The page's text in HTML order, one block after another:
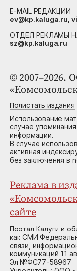
© 2007–2026.
Полистать издания
Использование
случае
информации.
В случае
активная
без заключения в
Реклама в
сайте
Портал Калуги и
как СМИ
связи,
коммуникаций 11
Эл №ФС77-58967
E-MAIL РЕДАКЦИИ
ev@kp.kaluga.ru,
ОТДЕЛ РЕКЛАМЫ
sz@kp.kaluga.ru